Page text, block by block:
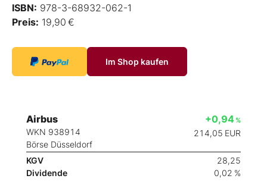
ISBN: 978-3-68932-062-1
Preis: 19,90 €
Im Shop kaufen
Airbus
WKN 938914
Börse Düsseldorf
+0,94 %
214,05 EUR
KGV
28,25
Dividende
0,02 %